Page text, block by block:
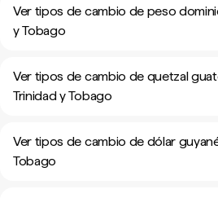
Ver tipos de cambio de peso
y Tobago
Ver tipos de cambio de quetzal
Trinidad y Tobago
Ver tipos de cambio de dólar
Tobago